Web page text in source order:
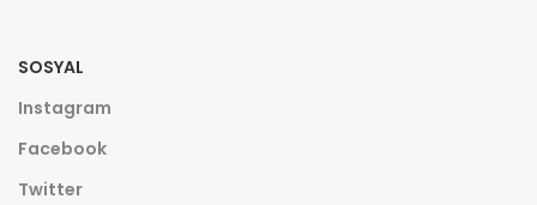
SOSYAL
Instagram
Facebook
Twitter